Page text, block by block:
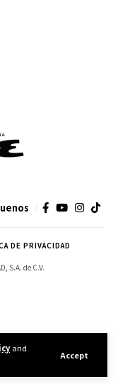
and
Accept
S.A. de C.V.
DE PRIVACIDAD